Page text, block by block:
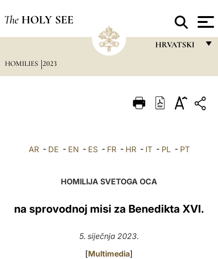
The HOLY SEE
HRVATSKI
ITALIANO
POLSKI
中文
HOMILIES 2023
AR- DE - EN - ES- FR- HR- IT- PL- PT
HOMILIJA SVETOGA OCA
na sprovodnoj misi za Benedikta XVI.
5. siječnja 2023.
[Multimedia]